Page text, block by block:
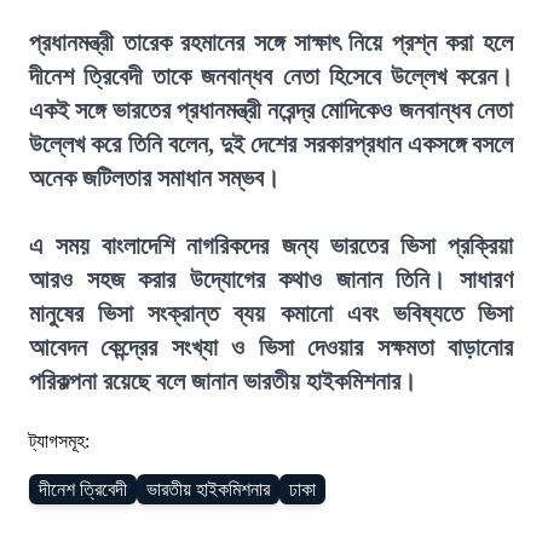
প্রধানমন্ত্রী তারেক রহমানের সঙ্গে সাক্ষাৎ নিয়ে প্রশ্ন করা হলে
দীনেশ ত্রিবেদী তাকে জনবান্ধব নেতা হিসেবে উল্লেখ করেন।
একই সঙ্গে ভারতের প্রধানমন্ত্রী নরেন্দ্র মোদিকেও জনবান্ধব নেতা
উল্লেখ করে তিনি বলেন, দুই দেশের সরকারপ্রধান একসঙ্গে বসলে
অনেক জটিলতার সমাধান সম্ভব।
এ সময় বাংলাদেশি নাগরিকদের জন্য ভারতের ভিসা প্রক্রিয়া
আরও সহজ করার উদ্যোগের কথাও জানান তিনি। সাধারণ
মানুষের ভিসা সংক্রান্ত ব্যয় কমানো এবং ভবিষ্যতে ভিসা
আবেদন কেন্দ্রের সংখ্যা ও ভিসা দেওয়ার সক্ষমতা বাড়ানোর
পরিকল্পনা রয়েছে বলে জানান ভারতীয় হাইকমিশনার।
ট্যাগসমূহ:
দীনেশ ত্রিবেদী ভারতীয় হাইকমিশনার ঢাকা